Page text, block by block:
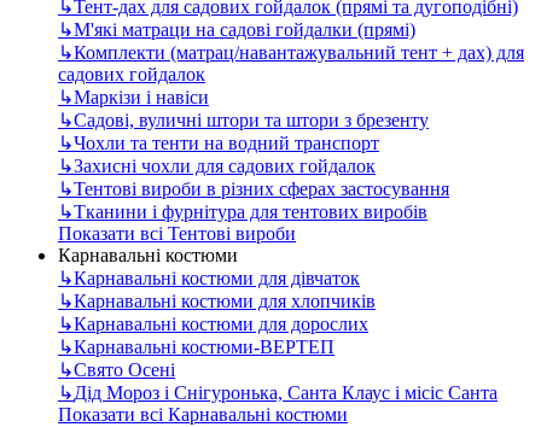
↳Тент-дах для садових гойдалок (прямі та дугоподібні)
↳М'які матраци на садові гойдалки (прямі)
↳Комплекти (матрац/навантажувальний тент + дах) для
садових гойдалок
↳Маркізи і навіси
↳Садові, вуличні штори та штори з брезенту
↳Чохли та тенти на водний транспорт
↳Захисні чохли для садових гойдалок
↳Тентові вироби в різних сферах застосування
↳Тканини і фурнітура для тентових виробів
Показати всі Тентові вироби
Карнавальні костюми
↳Карнавальні костюми для дівчаток
↳Карнавальні костюми для хлопчиків
↳Карнавальні костюми для дорослих
↳Карнавальні костюми-ВЕРТЕП
↳Свято Осені
↳Дід Мороз і Снігуронька, Санта Клаус і місіс Санта
Показати всі Карнавальні костюми